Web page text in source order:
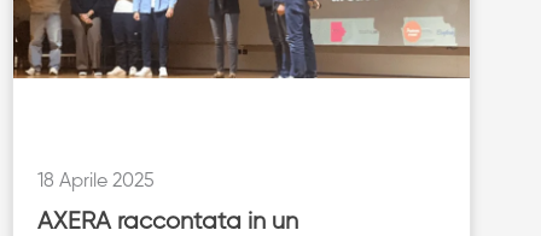
18 Aprile 2025
AXERA raccontata in un